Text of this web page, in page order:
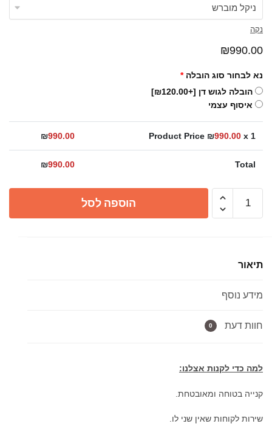
נקה
₪990.00
נא לבחור סוג הובלה *
הובלה לגוש דן [+₪120.00]
איסוף עצמי
Product Price ₪990.00 x 1
₪990.00
Total
₪990.00
התקנה
במגוון
60/45
הוספה לסל
תיאור
מידע נוסף
חוות דעת 0
למה כדי לקנות אצלנו:
קנייה בטוחה ומאובטחת.
שירות לקוחות שאין שני לו.